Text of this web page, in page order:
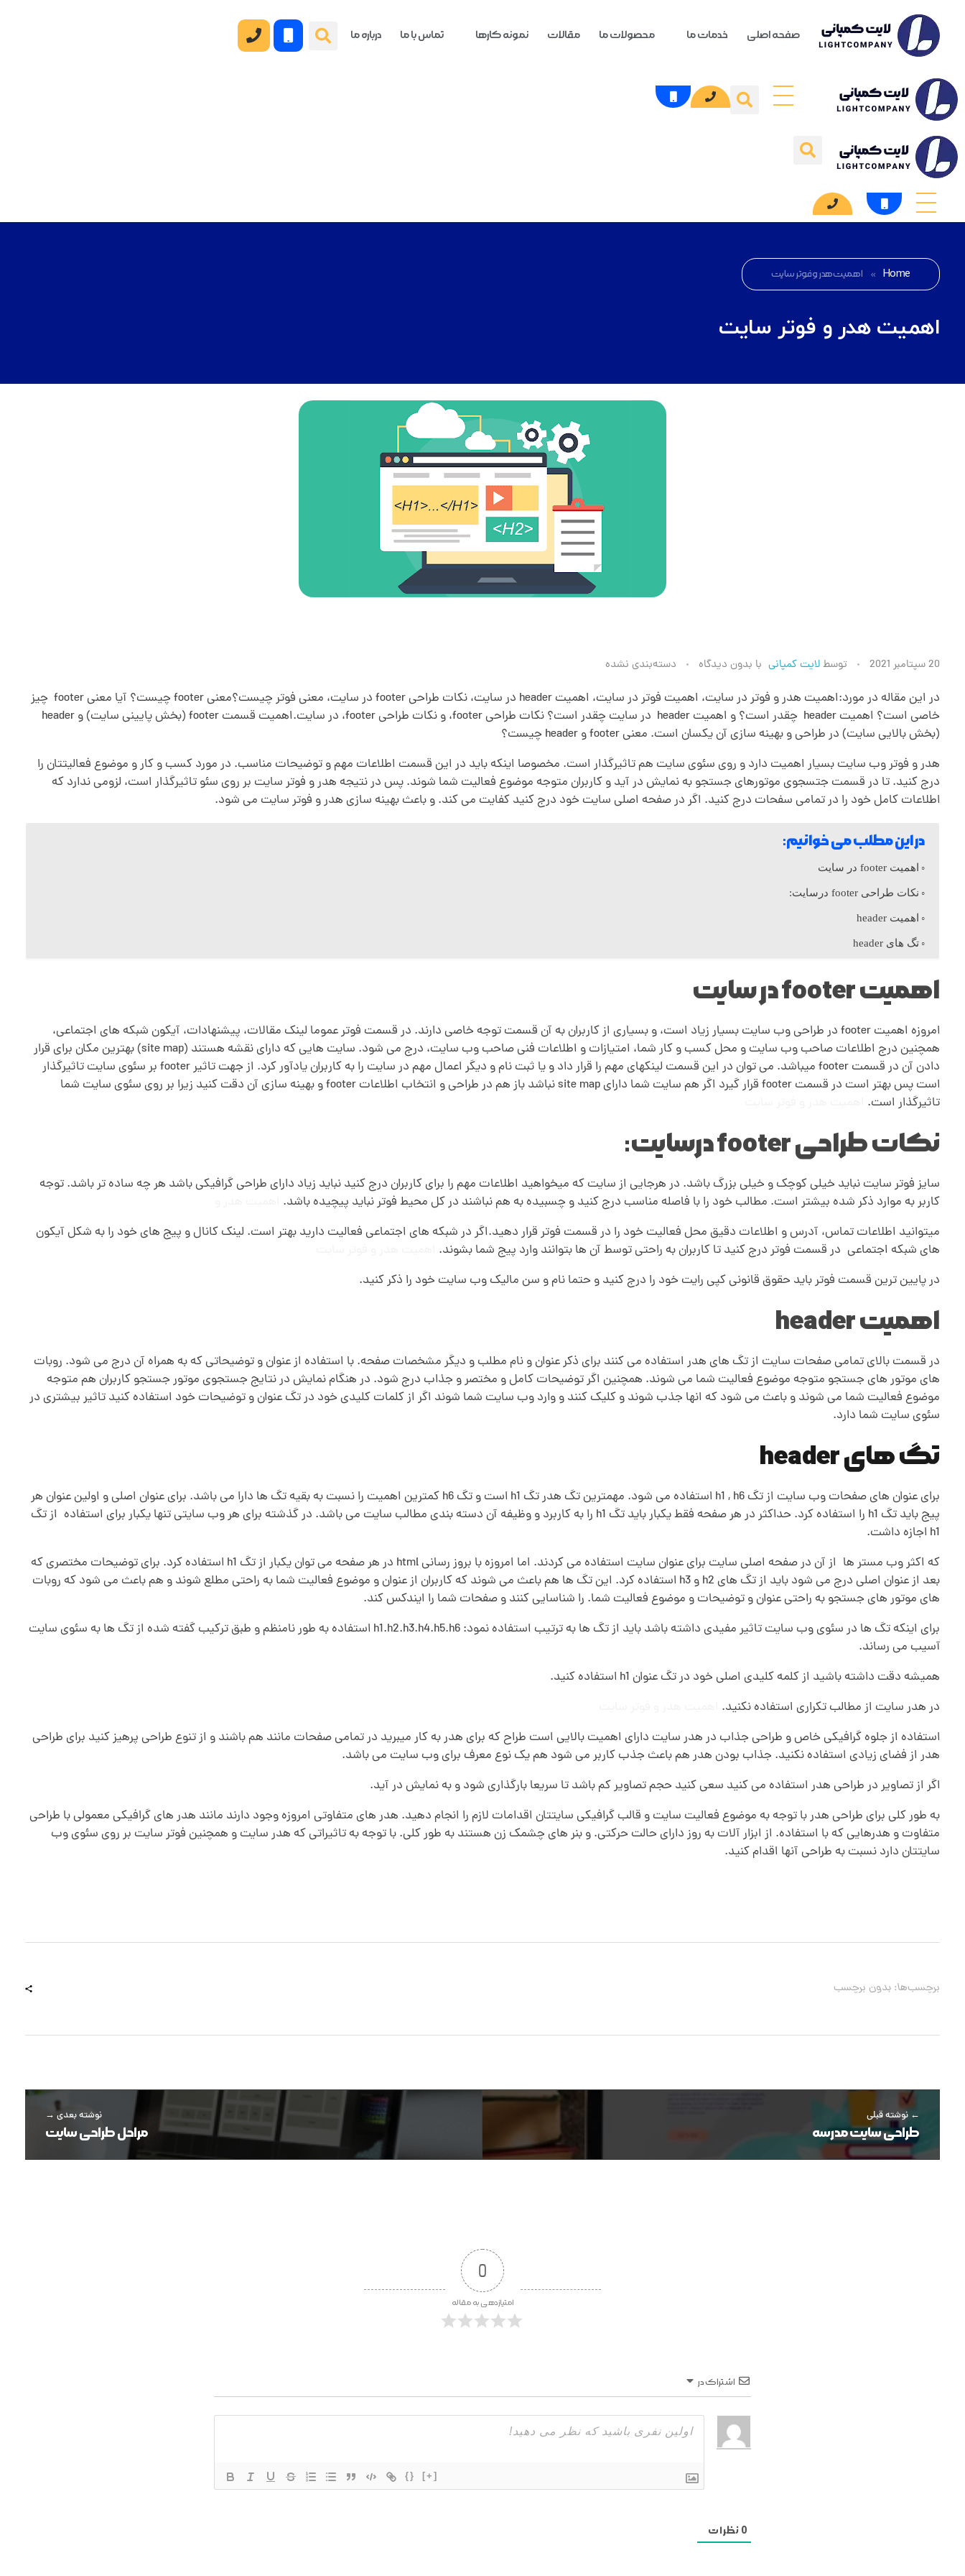
صفحه اصلی خدمات ما محصولات ما مقالات نمونه کارها تماس با ما درباره ما
Home
» اهمیت هدر و فوتر سایت
اهمیت هدر و فوتر سایت
ا
ه
م
ی
ت
ه
و
ف
و
ر
س
ا
ی
ت
20 سپتامبر 2021 توسطلایت کمپانی با بدون دیدگاه دسته‌بندی نشده
در این مقاله در مورد:اهمیت هدر و فوتر در سایت، اهمیت فوتر در سایت، اهمیت header در سایت، نکات طراحی footer در سایت، معنی فوتر چیست؟معنی footer چیست؟ آیا معنی footer چیز
خاصی است؟ اهمیت header چقدر است؟ و اهمیت header در سایت چقدر است؟ نکات طراحی footer، و نکات طراحی footer، در سایت.اهمیت قسمت footer (بخش پایینی سایت) و header
(بخش بالایی سایت) در طراحی و بهینه سازی آن یکسان است. معنی footer و header چیست؟
هدر و فوتر وب سایت بسیار اهمیت دارد و روی سئوی سایت هم تاثیرگذار است. مخصوصا اینکه باید در این قسمت اطلاعات مهم و توضیحات مناسب. در مورد کسب و کار و موضوع فعالیتتان را
درج کنید. تا در قسمت جتسجوی موتورهای جستجو به نمایش در آید و کاربران متوجه موضوع فعالیت شما شوند. پس در نتیجه هدر و فوتر سایت بر روی سئو تاثیرگذار است، لزومی ندارد که
اطلاعات کامل خود را در تمامی سفحات درج کنید. اگر در صفحه اصلی سایت خود درج کنید کفایت می کند. و باعث بهینه سازی هدر و فوتر سایت می شود.
در این مطلب می خوانیم:
اهمیت footer در سایت
نکات طراحی footer درسایت:
اهمیت header
تگ های header
اهمیت footer در سایت
امروزه اهمیت footer در طراحی وب سایت بسیار زیاد است، و بسیاری از کاربران به آن قسمت توجه خاصی دارند. در قسمت فوتر عموما لینک مقالات، پیشنهادات، آیکون شبکه های اجتماعی،
همچنین درج اطلاعات صاحب وب سایت و محل کسب و کار شما، امتیازات و اطلاعات فنی صاحب وب سایت، درج می شود. سایت هایی که دارای نقشه هستند (site map) بهترین مکان برای قرار
دادن آن در قسمت footer میباشد. می توان در این قسمت لینکهای مهم را قرار داد و یا ثبت نام و دیگر اعمال مهم در سایت را به کاربران یادآور کرد. از جهت تاثیر footer بر سئوی سایت تاثیرگذار
است پس بهتر است در قسمت footer قرار گیرد اگر هم سایت شما دارای site map نباشد باز هم در طراحی و انتخاب اطلاعات footer و بهینه سازی آن دقت کنید زیرا بر روی سئوی سایت شما
تاثیرگذار است.
نکات طراحی footer درسایت:
سایز فوتر سایت نباید خیلی کوچک و خیلی بزرگ باشد. در هرجایی از سایت که میخواهید اطلاعات مهم را برای کاربران درج کنید نباید زیاد دارای طراحی گرافیکی باشد هر چه ساده تر باشد. توجه
کاربر به موارد ذکر شده بیشتر است. مطالب خود را با فاصله مناسب درج کنید و چسبیده به هم نباشند در کل محیط فوتر نباید پیچیده باشد.
میتوانید اطلاعات تماس، آدرس و اطلاعات دقیق محل فعالیت خود را در قسمت فوتر قرار دهید.اگر در شبکه های اجتماعی فعالیت دارید بهتر است. لینک کانال و پیج های خود را به شکل آیکون
های شبکه اجتماعی در قسمت فوتر درج کنید تا کاربران به راحتی توسط آن ها بتوانند وارد پیج شما بشوند.
در پایین ترین قسمت فوتر باید حقوق قانونی کپی رایت خود را درج کنید و حتما نام و سن مالیک وب سایت خود را ذکر کنید.
اهمیت header
در قسمت بالای تمامی صفحات سایت از تگ های هدر استفاده می کنند برای ذکر عنوان و نام مطلب و دیگر مشخصات صفحه. با استفاده از عنوان و توضیحاتی که به همراه آن درج می شود. روبات
های موتور های جستجو متوجه موضوع فعالیت شما می شوند. همچنین اگر توضیحات کامل و مختصر و جذاب درج شود. در هنگام نمایش در نتایج جستجوی موتور جستجو کاربران هم متوجه
موضوع فعالیت شما می شوند و باعث می شود که انها جذب شوند و کلیک کنند و وارد وب سایت شما شوند اگر از کلمات کلیدی خود در تگ عنوان و توضیحات خود استفاده کنید تاثیر بیشتری در
سئوی سایت شما دارد.
تگ های header
برای عنوان های صفحات وب سایت از تگ h1 , h6 استفاده می شود. مهمترین تگ هدر تگ h1 است و تگ h6 کمترین اهمیت را نسبت به بقیه تگ ها دارا می باشد. برای عنوان اصلی و اولین عنوان هر
پیج باید تگ h1 را استفاده کرد. حداکثر در هر صفحه فقط یکبار باید تگ h1 را به کاربرد و وظیفه آن دسته بندی مطالب سایت می باشد. در گذشته برای هر وب سایتی تنها یکبار برای استفاده
از تگ
h1 اجازه داشت.
که اکثر وب مستر ها
از آن در صفحه اصلی سایت برای عنوان سایت استفاده می کردند. اما امروزه با بروز رسانی html در هر صفحه می توان یکبار از تگ h1 استفاده کرد. برای توضیحات مختصری که
بعد از عنوان اصلی درج می شود باید از تگ های h2 و h3 استفاده کرد. این تگ ها هم باعث می شوند که کاربران از عنوان و موضوع فعالیت شما به راحتی مطلع شوند و هم باعث می شود که روبات
های موتور های جستجو به راحتی عنوان و توضیحات و موضوع فعالیت شما. را شناسایی کنند و صفحات شما را ایندکس کند.
برای اینکه تگ ها در سئوی وب سایت تاثیر مفیدی داشته باشد باید از تگ ها به ترتیب استفاده نمود: h1.h2.h3.h4.h5.h6 استفاده به طور نامنظم و طبق ترکیب گفته شده از تگ ها به سئوی سایت
آسیب می رساند.
همیشه دقت داشته باشید از کلمه کلیدی اصلی خود در تگ عنوان h1 استفاده کنید.
در هدر سایت از مطالب تکراری استفاده نکنید.
استفاده از جلوه گرافیکی خاص و طراحی جذاب در هدر سایت دارای اهمیت بالایی است طراح که برای هدر به کار میبرید در تمامی صفحات مانند هم باشند و از تنوع طراحی پرهیز کنید برای طراحی
هدر از فضای زیادی استفاده نکنید. جذاب بودن هدر هم باعث جذب کاربر می شود هم یک نوع معرف برای وب سایت می باشد.
اگر از تصاویر در طراحی هدر استفاده می کنید سعی کنید حجم تصاویر کم باشد تا سریعا بارگذاری شود و به نمایش در آید.
به طور کلی برای طراحی هدر با توجه به موضوع فعالیت سایت و قالب گرافیکی سایتتان اقدامات لازم را انجام دهید. هدر های متفاوتی امروزه وجود دارند مانند هدر های گرافیکی معمولی با طراحی
متفاوت و هدرهایی که با استفاده. از ابزار آلات به روز دارای حالت حرکتی. و بنر های چشمک زن هستند به طور کلی. با توجه به تاثیراتی که هدر سایت و همچنین فوتر سایت بر روی سئوی وب
سایتتان دارد نسبت به طراحی آنها اقدام کنید.
برچسب‌ها: بدون برچسب
نوشته قبلی
طراحی سایت مدرسه
نوشته بعدی
مراحل طراحی سایت
0
امتیازدهی به مقاله
اشتراک در
{} [+]
0 نظرات